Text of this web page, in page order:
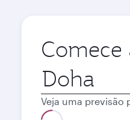
Cidade
de
origem
Veja uma previsão